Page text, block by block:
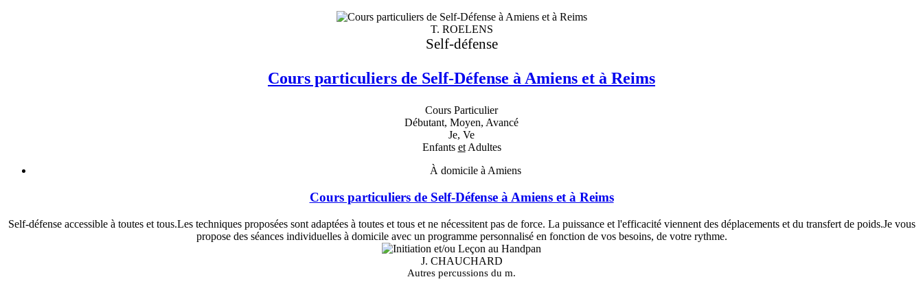
T. ROELENS
Self-défense
Cours particuliers de Self-Défense à Amiens et à Reims
Cours Particulier
Débutant, Moyen, Avancé
Je, Ve
Enfants etAdultes
À domicile à Amiens
Cours particuliers de Self-Défense à Amiens et à Reims
Self-défense accessible à toutes et tous.Les techniques proposées sont adaptées à toutes et tous et ne nécessitent pas de force. La puissance et l'efficacité viennent des déplacements et du transfert de poids.Je vous
propose des séances individuelles à domicile avec un programme personnalisé en fonction de vos besoins, de votre rythme.
J. CHAUCHARD
Autres percussions du m.